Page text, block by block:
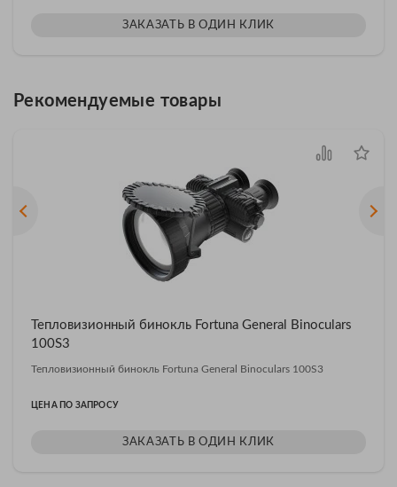
ЗАКАЗАТЬ В ОДИН КЛИК
Рекомендуемые товары
Тепловизионный бинокль Fortuna General Binoculars
100S3
Тепловизионный бинокль Fortuna General Binoculars 100S3
ЦЕНА ПО ЗАПРОСУ
ЗАКАЗАТЬ В ОДИН КЛИК